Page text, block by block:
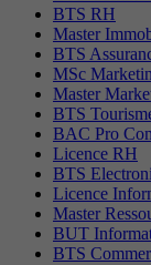
BTS RH
Master
BTS
MSc
Master
BTS
BAC Pro
Licence RH
BTS
Licence
Master
BUT
BTS